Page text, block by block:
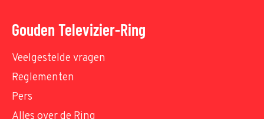
Gouden Televizier-Ring
Veelgestelde vragen
Reglementen
Pers